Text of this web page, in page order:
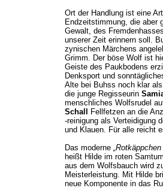
Ort der Handlung ist eine
Endzeitstimmung, die aber
Gewalt, des
unserer Zeit erinnern soll.
zynischen Märchens
Grimm. Der böse Wolf ist
Geiste des Paukbodens
Denksport und
Alte bei Buhss noch klar
die junge Regisseurin
menschliches Wolfsrudel
Schall
Fellfetzen an die
-reinigung als Verteidigung
und Klauen. Für alle reicht
Das moderne
heißt Hilde im roten
aus dem Wolfsbauch wird
Meisterleistung. Mit Hilde
neue Komponente in das